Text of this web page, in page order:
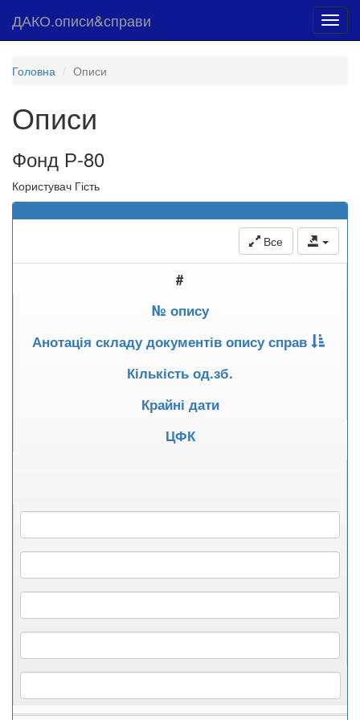
ДАКО.описи&справи
Головна Описи
Описи
Фонд Р-80
Користувач Гість
Все
#
№ опису
Анотація складу документів опису справ
Кількість од.зб.
Крайні дати
ЦФК